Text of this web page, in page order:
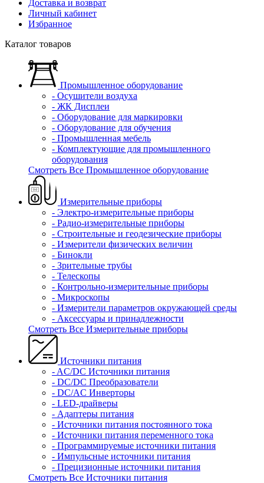
Доставка и возврат
Личный кабинет
Избранное
Каталог товаров
Промышленное оборудование
- Осушители воздуха
- ЖК Дисплеи
- Оборудование для маркировки
- Оборудование для обучения
- Промышленная мебель
- Комплектующие для промышленного
оборудования
Смотреть Все Промышленное оборудование
Измерительные приборы
- Электро-измерительные приборы
- Радио-измерительные приборы
- Строительные и геодезические приборы
- Измерители физических величин
- Бинокли
- Зрительные трубы
- Телескопы
- Контрольно-измерительные приборы
- Микроскопы
- Измерители параметров окружающей среды
- Аксессуары и принадлежности
Смотреть Все Измерительные приборы
Источники питания
- AC/DC Источники питания
- DC/DC Преобразователи
- DC/AC Инверторы
- LED-драйверы
- Адаптеры питания
- Источники питания постоянного тока
- Источники питания переменного тока
- Программируемые источники питания
- Импульсные источники питания
- Прецизионные источники питания
Смотреть Все Источники питания